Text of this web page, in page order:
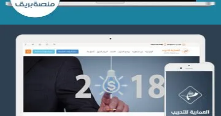
تصميم العمارية للتدريب
التفاصيل